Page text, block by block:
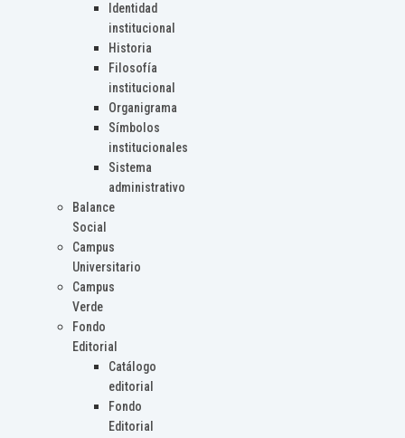
Identidad
institucional
Historia
Filosofía
institucional
Organigrama
Símbolos
institucionales
Sistema
administrativo
Balance
Social
Campus
Universitario
Campus
Verde
Fondo
Editorial
Catálogo
editorial
Fondo
Editorial